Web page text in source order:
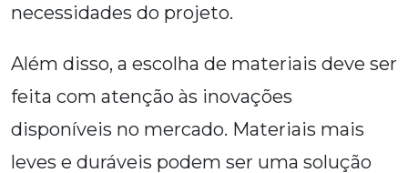
necessidades do projeto.
Além disso, a escolha de materiais deve ser
feita com atenção às inovações
disponíveis no mercado. Materiais mais
leves e duráveis podem ser uma solução